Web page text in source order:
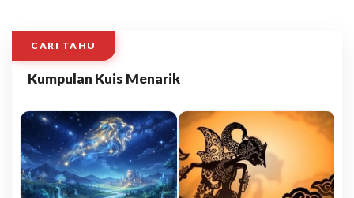
CARI TAHU
Kumpulan Kuis Menarik